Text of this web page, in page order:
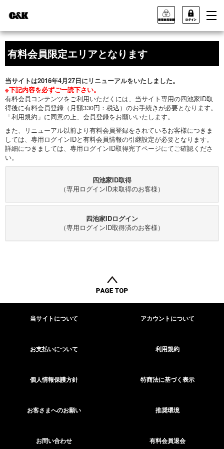
有料会員限定エリアとなります
当サイトは2016年4月27日にリニューアルをいたしました。
※下記内容を必ずご一読下さい。
有料会員コンテンツをご利用いただくには、当サイト専用の四池家ID取
得後に有料会員登録（月額330円：税込）のお手続きが必要となります。
「利用規約」に同意の上、会員登録をお願いいたします。
また、リニューアル以前より有料会員登録をされているお客様につきま
しては、専用ログインIDと有料会員情報の引継設定が必要となります。
詳細につきましては、専用ログインID取得完了ページにてご確認くださ
い。
四池家ID取得
（専用ログインID未取得のお客様）
四池家IDログイン
（専用ログインID取得済のお客様）
当サイトについて アカウントについて
お支払いについて 利用規約
個人情報保護方針 特商法に基づく表示
お客さまへのお願い 推奨環境
お問い合わせ 有料会員退会